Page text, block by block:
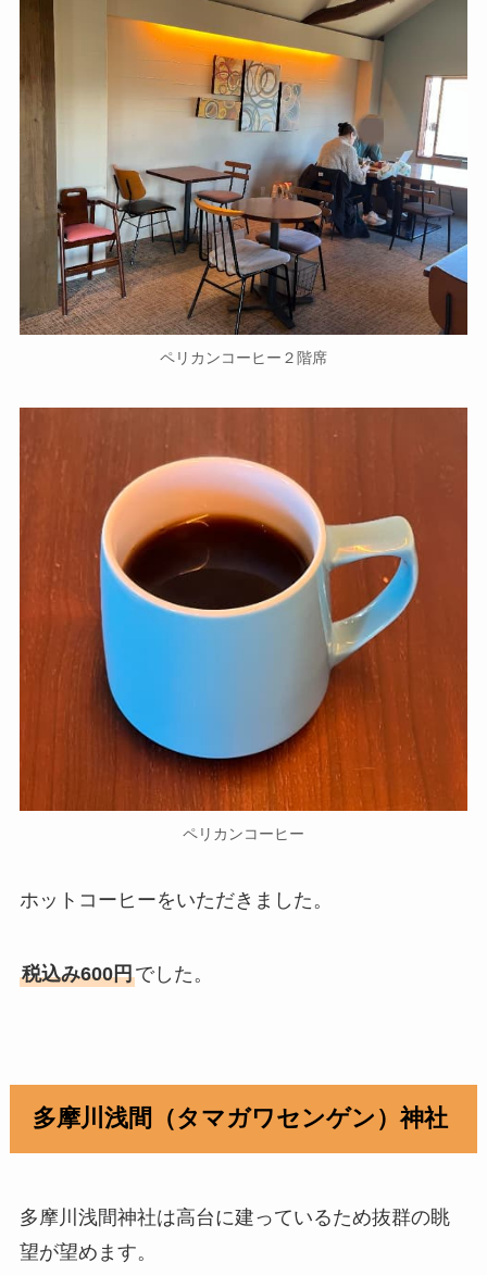
ペリカンコーヒー２階席
ペリカンコーヒー
ホットコーヒーをいただきました。
税込み600円でした。
多摩川浅間（タマガワセンゲン）神社
多摩川浅間神社は高台に建っているため抜群の眺
望が望めます。